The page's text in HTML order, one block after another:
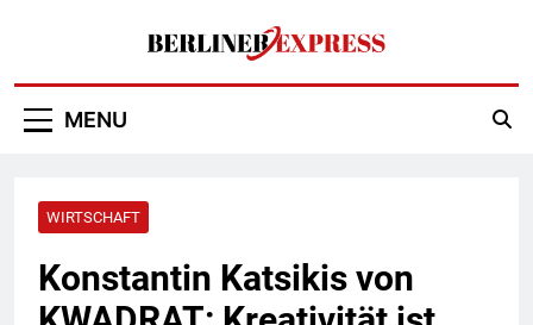
Berliner Express
MENU
WIRTSCHAFT
Konstantin Katsikis von